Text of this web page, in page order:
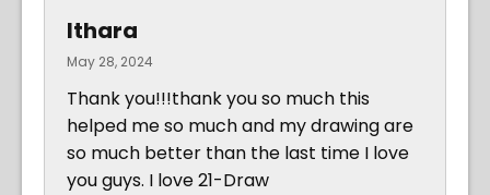
Ithara
May 28, 2024
Thank you!!!thank you so much this
helped me so much and my drawing are
so much better than the last time I love
you guys. I love 21-Draw